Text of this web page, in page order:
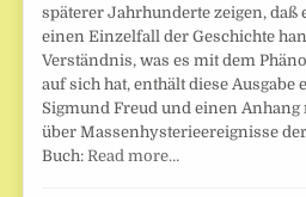
späterer Jahrhunderte zeigen, daß
einen Einzelfall der Geschichte
Verständnis, was es mit dem
auf sich hat, enthält diese
Sigmund Freud und einen
über Massenhysterieereignisse
Buch:Read more…